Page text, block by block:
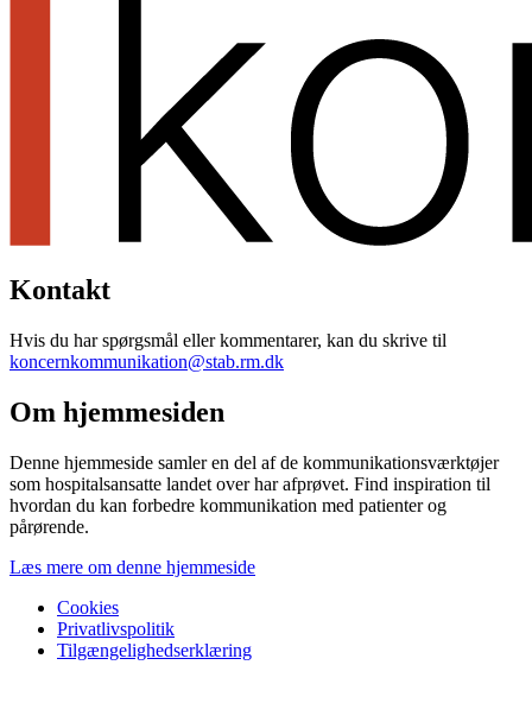
Kontakt
Hvis du har spørgsmål eller kommentarer, kan du skrive til
koncernkommunikation@stab.rm.dk
Om hjemmesiden
Denne hjemmeside samler en del af de kommunikationsværktøjer
som hospitalsansatte landet over har afprøvet. Find inspiration til
hvordan du kan forbedre kommunikation med patienter og
pårørende.
Læs mere om denne hjemmeside
Cookies
Privatlivspolitik
Tilgængelighedserklæring